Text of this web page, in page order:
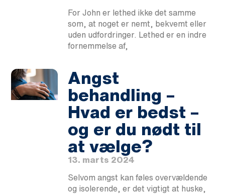
For John er lethed ikke det samme
som, at noget er nemt, bekvemt eller
uden udfordringer. Lethed er en indre
fornemmelse af,
Angst
behandling –
Hvad er bedst –
og er du nødt til
at vælge?
13. marts 2024
Selvom angst kan føles overvældende
og isolerende, er det vigtigt at huske,